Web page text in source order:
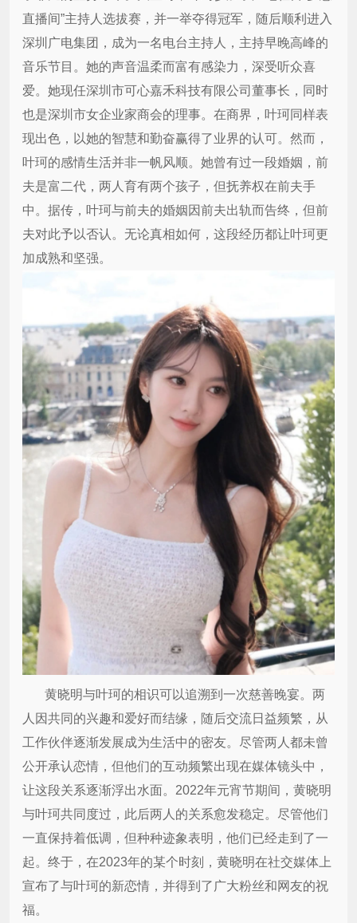
直播间”主持人选拔赛，并一举夺得冠军，随后顺利进入
深圳广电集团，成为一名电台主持人，主持早晚高峰的
音乐节目。她的声音温柔而富有感染力，深受听众喜
爱。她现任深圳市可心嘉禾科技有限公司董事长，同时
也是深圳市女企业家商会的理事。在商界，叶珂同样表
现出色，以她的智慧和勤奋赢得了业界的认可。然而，
叶珂的感情生活并非一帆风顺。她曾有过一段婚姻，前
夫是富二代，两人育有两个孩子，但抚养权在前夫手
中。据传，叶珂与前夫的婚姻因前夫出轨而告终，但前
夫对此予以否认。无论真相如何，这段经历都让叶珂更
加成熟和坚强。
黄晓明与叶珂的相识可以追溯到一次慈善晚宴。两
人因共同的兴趣和爱好而结缘，随后交流日益频繁，从
工作伙伴逐渐发展成为生活中的密友。尽管两人都未曾
公开承认恋情，但他们的互动频繁出现在媒体镜头中，
让这段关系逐渐浮出水面。 2022年元宵节期间，黄晓明
与叶珂共同度过，此后两人的关系愈发稳定。尽管他们
一直保持着低调，但种种迹象表明，他们已经走到了一
起。终于，在2023年的某个时刻，黄晓明在社交媒体上
宣布了与叶珂的新恋情，并得到了广大粉丝和网友的祝
福。